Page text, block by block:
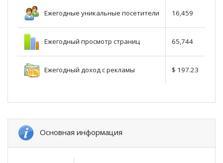
Ежегодные уникальные посетители 16,459
Ежегодный просмотр страниц 65,744
Ежегодный доход с рекламы $ 197.23
Основная информация